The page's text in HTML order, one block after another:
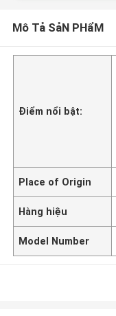
Mô Tả SảN PHẩM
Điểm nổi bật:
Place of Origin
Hàng hiệu
Model Number